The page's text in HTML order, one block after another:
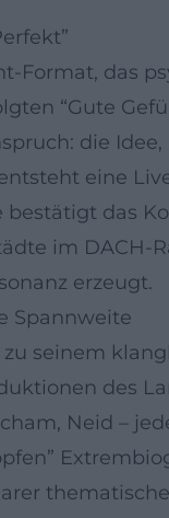
das
“Gute
die
eine
das
im
erzeugt.
Spannweite
seinem
des
Neid –